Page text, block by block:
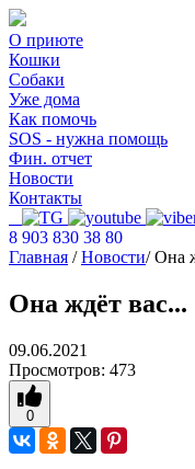
О приюте
Кошки
Собаки
Уже дома
Как помочь
SOS - нужна помощь
Фин. отчет
Новости
Контакты
8 903 830 38 80
Главная / Новости/Она
Она ждёт вас...
09.06.2021
Просмотров: 473
0